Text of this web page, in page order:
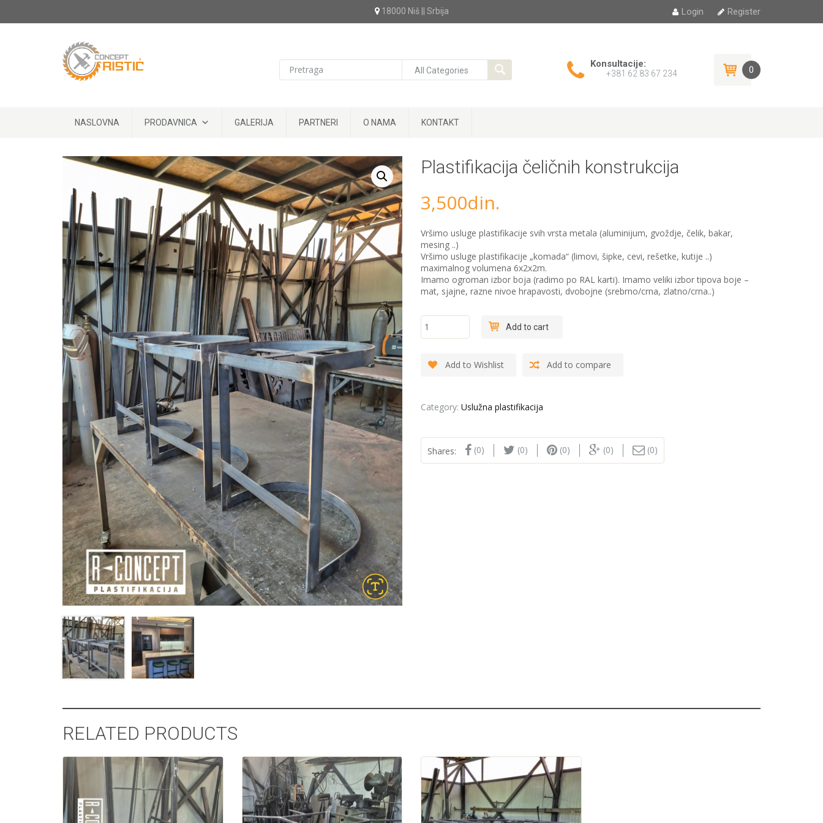
18000 Niš || Srbija Login Register
Konsultacije:
+381 62 83 67 234 0
NASLOVNA
PRODAVNICA GALERIJA PARTNERI O NAMA KONTAKT
Plastifikacija čeličnih konstrukcija
3,500din.
Vršimo usluge plastifikacije svih vrsta metala (aluminijum, gvoždje, čelik, bakar,
mesing ..)
Vršimo usluge plastifikacije „komada“ (limovi, šipke, cevi, rešetke, kutije ..)
maximalnog volumena 6x2x2m.
Imamo ogroman izbor boja (radimo po RAL karti). Imamo veliki izbor tipova boje –
mat, sjajne, razne nivoe hrapavosti, dvobojne (srebrno/crna, zlatno/crna..)
Plastifikacija
čeličnih
Add to cart
Add to Wishlist Add to compare
Category: Uslužna plastifikacija
Shares: (0) (0) (0) (0) (0)
RELATED PRODUCTS